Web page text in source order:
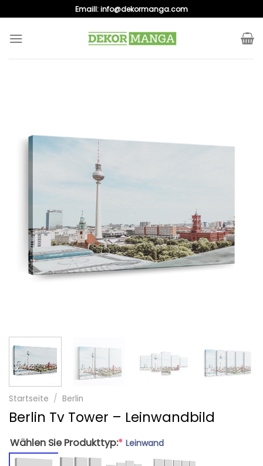
to
content
Emaill:info@dekormanga.com
Startseite / Berlin
Berlin Tv Tower – Leinwandbild
Wählen Sie Produkttyp:* Leinwand